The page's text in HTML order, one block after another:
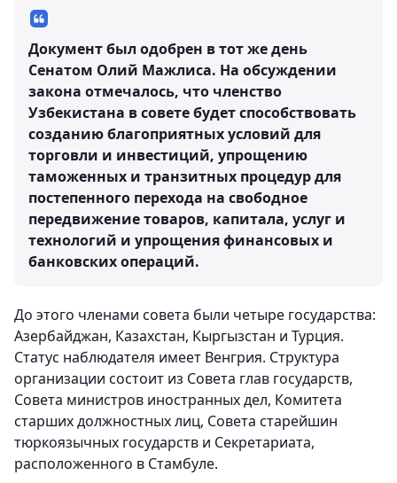
Документ был одобрен в тот же день
Сенатом Олий Мажлиса. На обсуждении
закона отмечалось, что членство
Узбекистана в совете будет способствовать
созданию благоприятных условий для
торговли и инвестиций, упрощению
таможенных и транзитных процедур для
постепенного перехода на свободное
передвижение товаров, капитала, услуг и
технологий и упрощения финансовых и
банковских операций.
До этого членами совета были четыре государства:
Азербайджан, Казахстан, Кыргызстан и Турция.
Статус наблюдателя имеет Венгрия. Структура
организации состоит из Совета глав государств,
Совета министров иностранных дел, Комитета
старших должностных лиц, Совета старейшин
тюркоязычных государств и Секретариата,
расположенного в Стамбуле.